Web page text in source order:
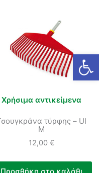
Χρήσιμα αντικείμενα
τύρφης – UI
M
12,00 €